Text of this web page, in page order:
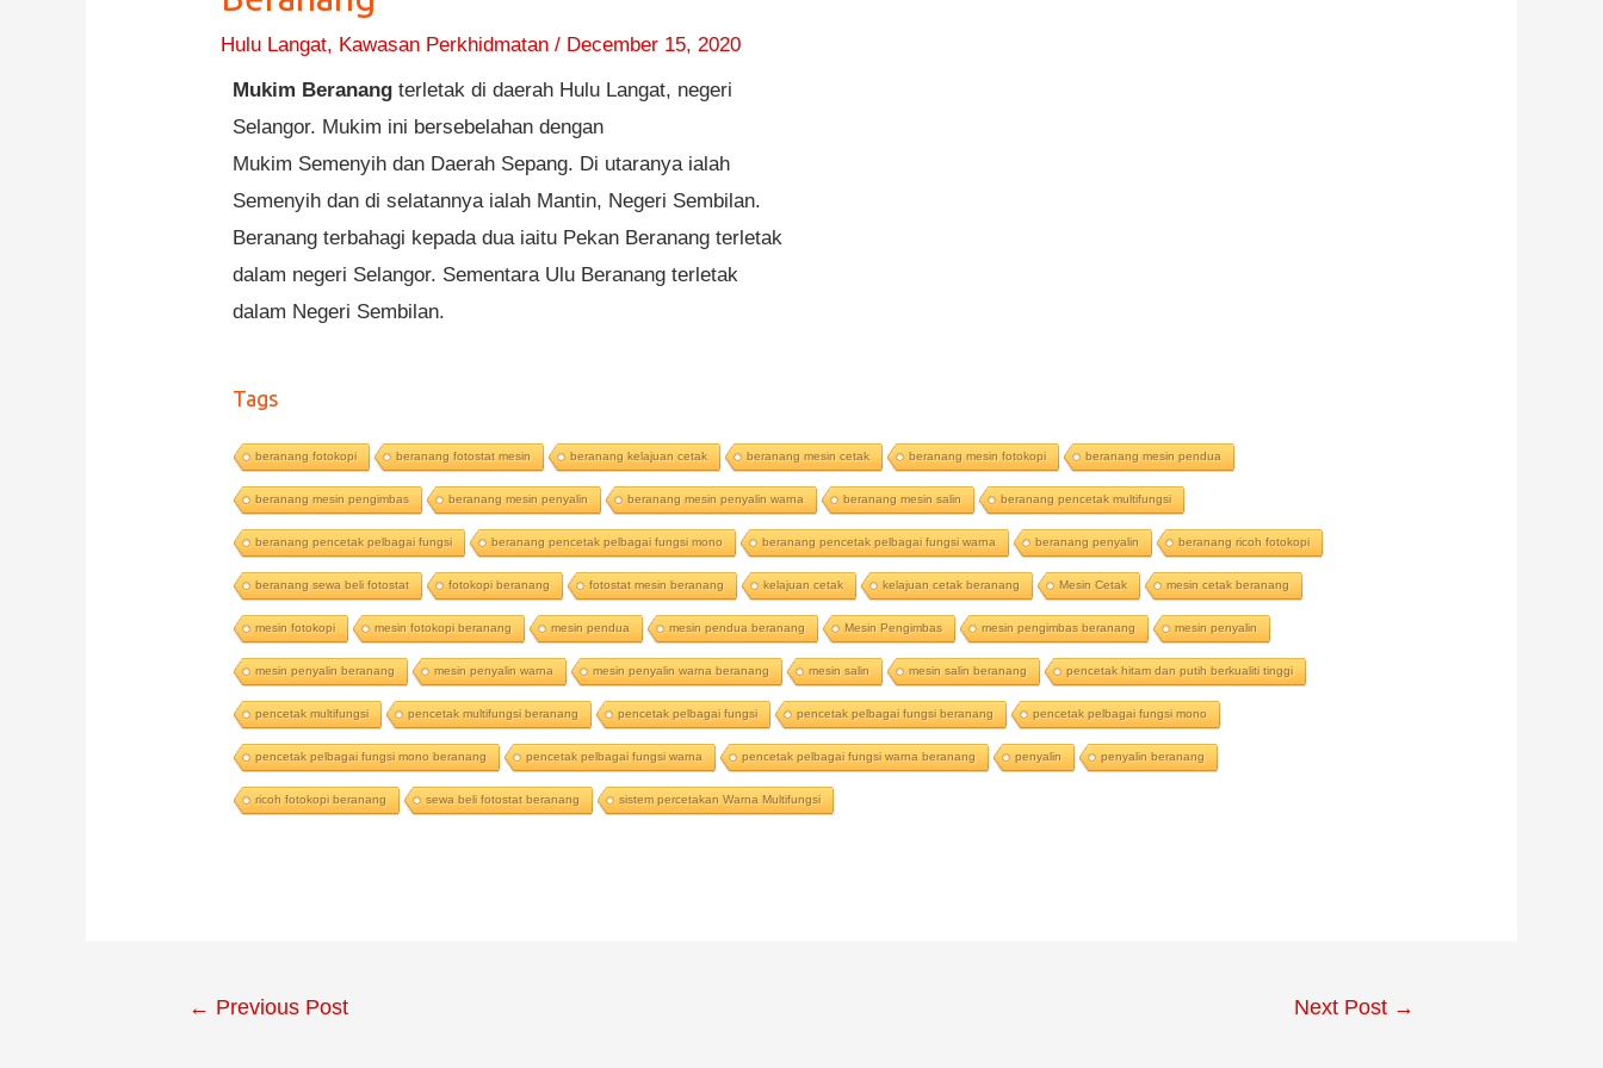
Hulu Langat, Kawasan Perkhidmatan / December 15, 2020
Mukim Beranang terletak di daerah Hulu Langat, negeri
Selangor. Mukim ini bersebelahan dengan
Mukim Semenyih dan Daerah Sepang. Di utaranya ialah
Semenyih dan di selatannya ialah Mantin, Negeri Sembilan.
Beranang terbahagi kepada dua iaitu Pekan Beranang terletak
dalam negeri Selangor. Sementara Ulu Beranang terletak
dalam Negeri Sembilan.
Tags
beranang fotokopi beranang fotostat mesin beranang kelajuan cetak beranang mesin cetak beranang mesin fotokopi beranang mesin pendua
beranang mesin pengimbas beranang mesin penyalin beranang mesin penyalin warna beranang mesin salin beranang pencetak multifungsi
beranang pencetak pelbagai fungsi beranang pencetak pelbagai fungsi mono beranang pencetak pelbagai fungsi warna beranang penyalin beranang ricoh fotokopi
beranang sewa beli fotostat fotokopi beranang fotostat mesin beranang kelajuan cetak kelajuan cetak beranang Mesin Cetak mesin cetak beranang
mesin fotokopi mesin fotokopi beranang mesin pendua mesin pendua beranang Mesin Pengimbas mesin pengimbas beranang mesin penyalin
mesin penyalin beranang mesin penyalin warna mesin penyalin warna beranang mesin salin mesin salin beranang pencetak hitam dan putih berkualiti tinggi
pencetak multifungsi pencetak multifungsi beranang pencetak pelbagai fungsi pencetak pelbagai fungsi beranang pencetak pelbagai fungsi mono
pencetak pelbagai fungsi mono beranang pencetak pelbagai fungsi warna pencetak pelbagai fungsi warna beranang penyalin penyalin beranang
ricoh fotokopi beranang sewa beli fotostat beranang sistem percetakan Warna Multifungsi
← Previous Post Next Post →